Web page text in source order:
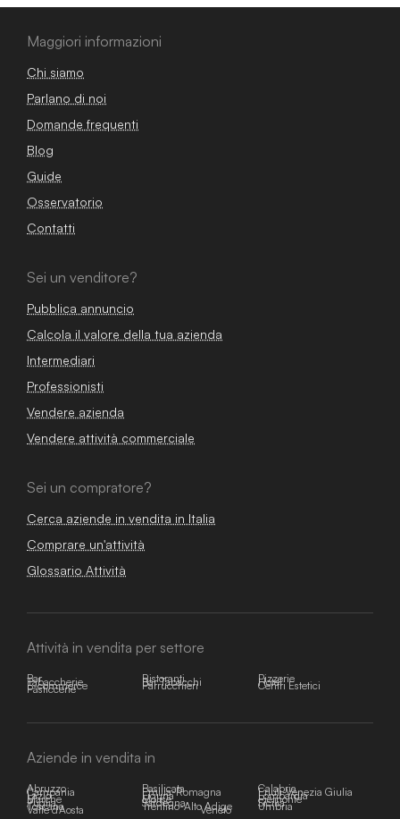
Maggiori informazioni
Chi siamo
Parlano di noi
Domande frequenti
Blog
Guide
Osservatorio
Contatti
Sei un venditore?
Pubblica annuncio
Calcola il valore della tua azienda
Intermediari
Professionisti
Vendere azienda
Vendere attività commerciale
Sei un compratore?
Cerca aziende in vendita in Italia
Comprare un'attività
Glossario Attività
Attività in vendita per settore
Bar Ristoranti Pizzerie
Tabaccherie Bar Tabacchi Hotel
E-commerce Parrucchieri Centri Estetici
Pasticcerie
Aziende in vendita in
Abruzzo Basilicata Calabria
Campania Emilia-Romagna Friuli-Venezia Giulia
Lazio Liguria Lombardia
Marche Molise Piemonte
Puglia Sardegna Sicilia
Toscana Trentino-Alto Adige Umbria
Valle d'Aosta Veneto